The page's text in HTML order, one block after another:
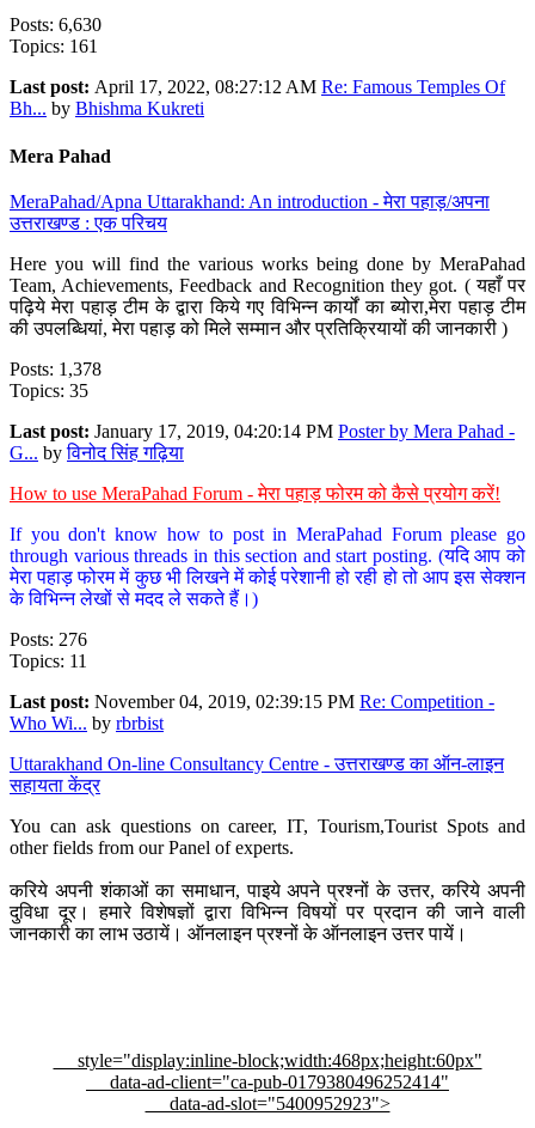
Posts: 6,630
Topics: 161
Last post: April 17, 2022, 08:27:12 AM Re: Famous Temples Of
Bh... by Bhishma Kukreti
Mera Pahad
MeraPahad/Apna Uttarakhand: An introduction - मेरा पहाड़/अपना
उत्तराखण्ड : एक परिचय
Here you will find the various works being done by MeraPahad
Team, Achievements, Feedback and Recognition they got. ( यहाँ पर
पढ़िये मेरा पहाड़ टीम के द्वारा किये गए विभिन्न कार्यों का ब्योरा,मेरा पहाड़ टीम
की उपलब्धियां, मेरा पहाड़ को मिले सम्मान और प्रतिक्रियायों की जानकारी )
Posts: 1,378
Topics: 35
Last post: January 17, 2019, 04:20:14 PM Poster by Mera Pahad -
G... byविनोद सिंह गढ़िया
How to use MeraPahad Forum - मेरा पहाड़ फोरम को कैसे प्रयोग करें!
If you don't know how to post in MeraPahad Forum please go
through various threads in this section and start posting. (यदि आप को
मेरा पहाड़ फोरम में कुछ भी लिखने में कोई परेशानी हो रही हो तो आप इस सेक्शन
के विभिन्न लेखों से मदद ले सकते हैं।)
Posts: 276
Topics: 11
Last post: November 04, 2019, 02:39:15 PM Re: Competition -
Who Wi... by rbrbist
Uttarakhand On-line Consultancy Centre - उत्तराखण्ड का ऑन-लाइन
सहायता केंद्र
You can ask questions on career, IT, Tourism,Tourist Spots and
other fields from our Panel of experts.
करिये अपनी शंकाओं का समाधान, पाइये अपने प्रश्नों के उत्तर, करिये अपनी
दुविधा दूर। हमारे विशेषज्ञों द्वारा विभिन्न विषयों पर प्रदान की जाने वाली
जानकारी का लाभ उठायें। ऑनलाइन प्रश्नों के ऑनलाइन उत्तर पायें।
style="display:inline-block;width:468px;height:60px"
data-ad-client="ca-pub-0179380496252414"
data-ad-slot="5400952923">